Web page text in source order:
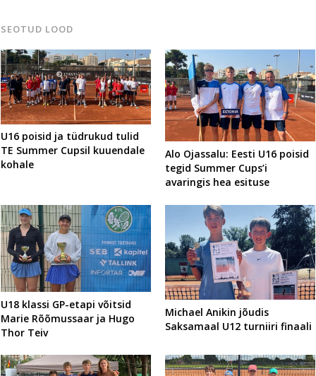
SEOTUD LOOD
U16 poisid ja tüdrukud tulid
TE Summer Cupsil kuuendale
kohale
Alo Ojassalu: Eesti U16 poisid
tegid Summer Cups’i
avaringis hea esituse
U18 klassi GP-etapi võitsid
Marie Rõõmussaar ja Hugo
Thor Teiv
Michael Anikin jõudis
Saksamaal U12 turniiri finaali